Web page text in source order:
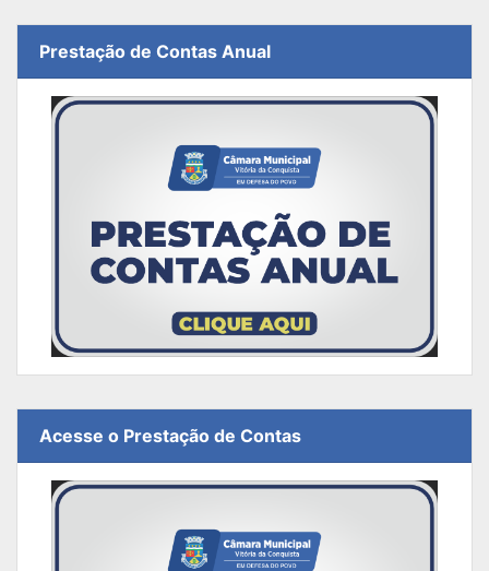
Prestação de Contas Anual
Acesse o Prestação de Contas